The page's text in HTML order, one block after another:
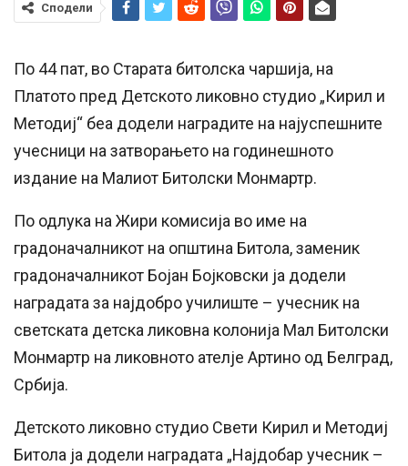
Сподели
По 44 пат, во Старата битолска чаршија, на
Платото пред Детското ликовно студио „Кирил и
Методиј“ беа додели наградите на најуспешните
учесници на затворањето на годинешното
издание на Малиот Битолски Монмартр.
По одлука на Жири комисија во име на
градоначалникот на општина Битола, заменик
градоначалникот Бојан Бојковски ја додели
наградата за најдобро училиште – учесник на
светската детска ликовна колонија Мал Битолски
Монмартр на ликовното ателје Артино од Белград,
Србија.
Детското ликовно студио Свети Кирил и Методиј
Битола ја додели наградата „Најдобар учесник –